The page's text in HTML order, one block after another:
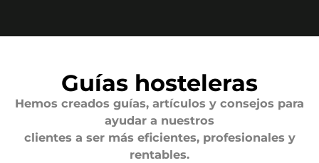
Guías hosteleras
Hemos creados guías, artículos y consejos para
ayudar a nuestros
clientes a ser más eficientes, profesionales y
rentables.